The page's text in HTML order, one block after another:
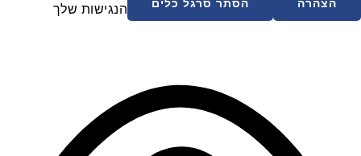
הצהרה הסתר סרגל כלים הנגישות שלך